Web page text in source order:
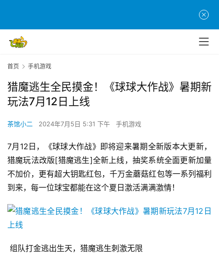
首页 手机游戏
猎魔逃生全民摸金！《球球大作战》暑期新
玩法7月12日上线
茶馆小二 2024年7月5日 5:31 下午 手机游戏
7月12日，《球球大作战》即将迎来暑期全新版本大更新，
猎魔玩法改版[猎魔逃生]全新上线，抽奖系统全面更新加量
不加价，更有超大钥匙红包，千万金蘑菇红包等一系列福利
到来，每一位球宝都能在这个夏日激活满满激情！
组队打金逃出生天，猎魔逃生刺激无限